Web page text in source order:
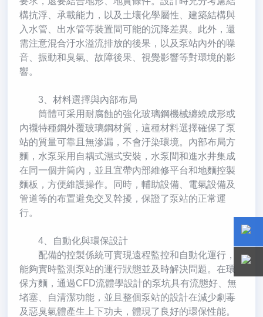
構抗浮、承載能力，以及土壤化學屬性、建築結構與
入水管、出水管等裝置間可能的沉降差異。此外，還
需注意混合汙水溢流排放的後果，以及泵站內外的噪
音、振動和臭氣、故障後果、視覺影響等對環境的影
響。
3、材料選擇與內部布局
筒體可采用耐腐蝕的強化玻璃鋼機械纏繞成形或
內襯特種鋼外覆玻璃鋼材質，這種材料選擇確保了泵
站的質量可靠且無滲漏，不會汙染環境。內部布局方
麵，水泵采用自耦式濕式安裝，水泵間和進水井集成
在同一個井筒內，並且宜帶內部維修平台和地麵控製
麵板，方便維護操作。同時，輔助設備、電氣設備及
管道等的布置避免交叉幹擾，保證了泵站的正常運
行。
4、自動化與環保設計
配備的控製係統可實現遠程監控和自動化運行，
能夠實時監測泵站的運行狀態並及時解決問題。在環
保方麵，通過CFD流體學設計的泵坑具有流態好、無
堵塞、自清潔功能，並且整個泵站的設計在減少劇毒
及惡臭氣體產生上下功夫，體現了良好的環保性能。